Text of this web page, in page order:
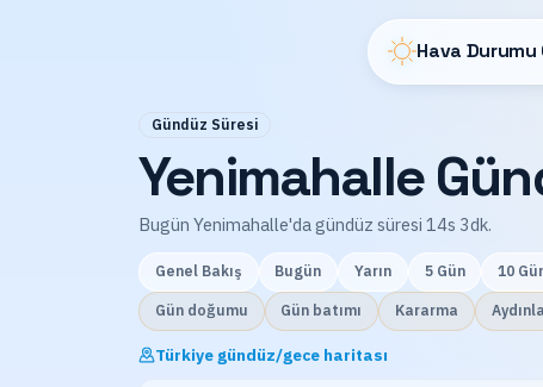
Hava Durumu
Gündüz Süresi
Yenimahalle
Bugün Yenimahalle'da gündüz süresi 14s 3dk.
Genel Bakış Bugün Yarın 5 Gün 10
Gün doğumu Gün batımı Kararma
Türkiye gündüz/gece haritası